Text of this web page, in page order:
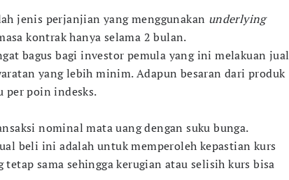
jenis perjanjian yang menggunakan underlying
kontrak hanya selama 2 bulan.
bagus bagi investor pemula yang ini melakuan jual
yang lebih minim. Adapun besaran dari produk
per poin indesks.
nominal mata uang dengan suku bunga.
beli ini adalah untuk memperoleh kepastian kurs
sama sehingga kerugian atau selisih kurs bisa